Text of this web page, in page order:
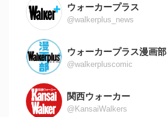
ウォーカープラス
@walkerplus_news
ウォーカープラス漫画部
@walkerpluscomic
関西ウォーカー
@KansaiWalkers